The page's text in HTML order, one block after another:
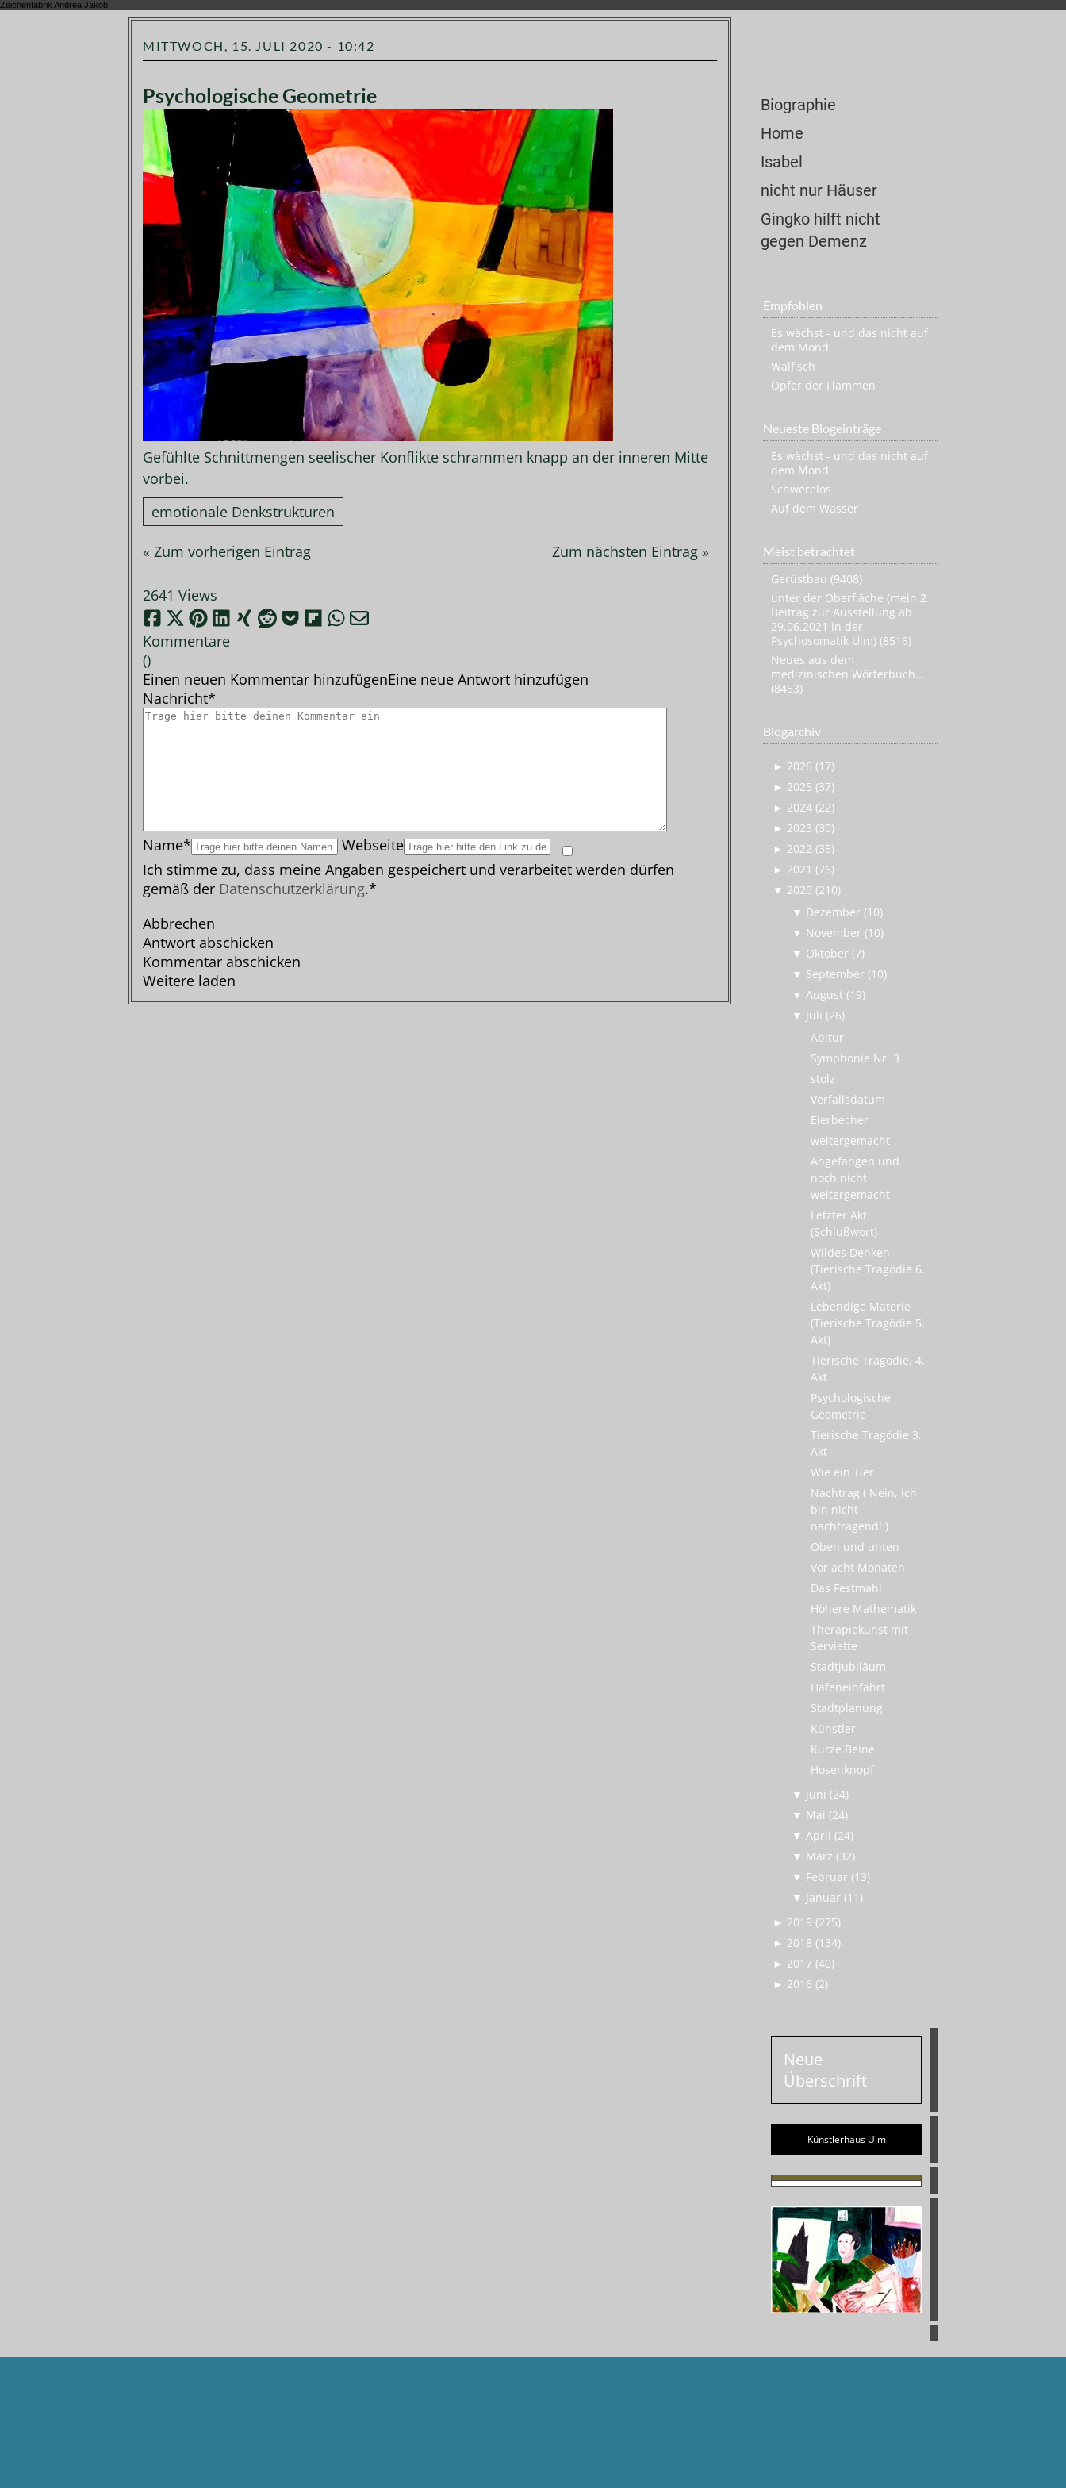
Zeichenfabrik Andrea Jakob
Biographie
Home
Isabel
nicht nur Häuser
Gingko hilft nicht
gegen Demenz
Empfohlen
Es wächst - und das nicht auf
dem Mond
Walfisch
Opfer der Flammen
Neueste Blogeinträge
Es wächst - und das nicht auf
dem Mond
Schwerelos
Auf dem Wasser
Meist betrachtet
Gerüstbau (9408)
unter der Oberfläche (mein 2.
Beitrag zur Ausstellung ab
29.06.2021 in der
Psychosomatik Ulm) (8516)
Neues aus dem
medizinischen Wörterbuch...
(8453)
Blogarchiv
► 2026 (17)
► 2025 (37)
► 2024 (22)
► 2023 (30)
► 2022 (35)
► 2021 (76)
▼ 2020 (210)
▼ Dezember (10)
▼ November (10)
▼ Oktober (7)
▼ September (10)
▼ August (19)
▼ Juli (26)
Abitur
Symphonie Nr. 3
stolz
Verfallsdatum
Eierbecher
weitergemacht
Angefangen und
noch nicht
weitergemacht
Letzter Akt
(Schlußwort)
Wildes Denken
(Tierische Tragödie 6.
Akt)
Lebendige Materie
(Tierische Tragödie 5.
Akt)
Tierische Tragödie, 4.
Akt
Psychologische
Geometrie
Tierische Tragödie 3.
Akt
Wie ein Tier
Nachtrag ( Nein, ich
bin nicht
nachtragend! )
Oben und unten
Vor acht Monaten
Das Festmahl
Höhere Mathematik
Therapiekunst mit
Serviette
Stadtjubiläum
Hafeneinfahrt
Stadtplanung
Künstler
Kurze Beine
Hosenknopf
▼ Juni (24)
▼ Mai (24)
▼ April (24)
▼ März (32)
▼ Februar (13)
▼ Januar (11)
► 2019 (275)
► 2018 (134)
► 2017 (40)
► 2016 (2)
Neue
Überschrift
Künstlerhaus Ulm
MITTWOCH, 15. JULI 2020 - 10:42
Psychologische Geometrie
Gefühlte Schnittmengen seelischer Konflikte schrammen knapp an der inneren Mitte
vorbei.
emotionale Denkstrukturen
« Zum vorherigen Eintrag Zum nächsten Eintrag »
2641 Views
Kommentare
()
Einen neuen Kommentar hinzufügenEine neue Antwort hinzufügen
Nachricht*
Name*
Webseite
Ich stimme zu, dass meine Angaben gespeichert und verarbeitet werden dürfen
gemäß der Datenschutzerklärung.*
Abbrechen
Antwort abschicken
Kommentar abschicken
Weitere laden